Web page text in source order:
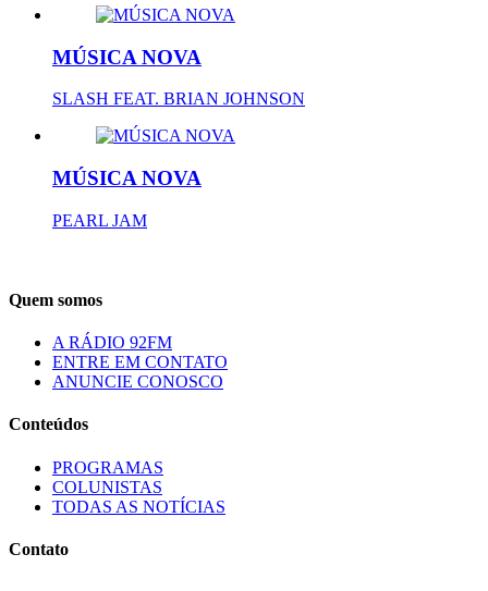
MÚSICA NOVA
SLASH FEAT. BRIAN JOHNSON
MÚSICA NOVA
PEARL JAM
Quem somos
A RÁDIO 92FM
ENTRE EM CONTATO
ANUNCIE CONOSCO
Conteúdos
PROGRAMAS
COLUNISTAS
TODAS AS NOTÍCIAS
Contato